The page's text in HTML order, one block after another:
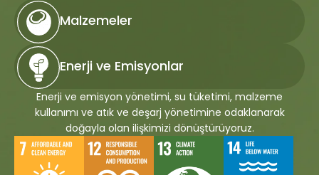
Malzemeler
Enerji ve Emisyonlar
Enerji ve emisyon yönetimi, su tüketimi, malzeme
kullanımı ve atık ve deşarj yönetimine odaklanarak
doğayla olan ilişkimizi dönüştürüyoruz.